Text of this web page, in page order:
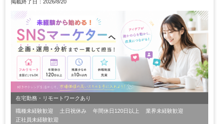
掲載終了日：2026/8/20
在宅勤務・リモートワークあり
職種未経験歓迎 土日祝休み 年間休日120日以上
業界未経験歓迎
正社員未経験歓迎